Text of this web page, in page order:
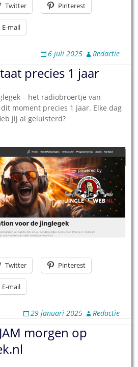
Twitter Pinterest
E-mail
6 juli 2025 Redactie
precies 1 jaar
– het radiobroertje van
moment precies 1 jaar. Elke dag
jij al geluisterd?
Twitter Pinterest
E-mail
29 januari 2025 Redactie
morgen op